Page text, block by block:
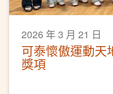
2026 年 3 月 21 日
可泰懷傲運動天
獎項